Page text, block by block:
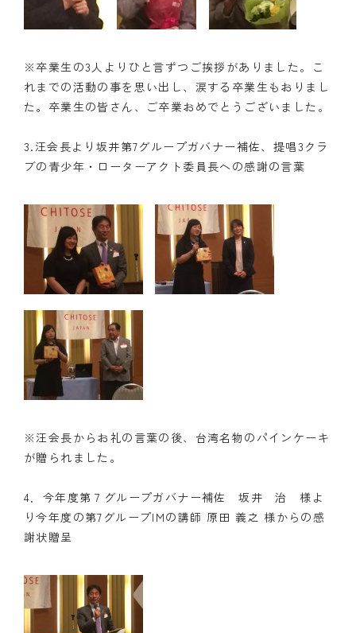
※卒業生の3人よりひと言ずつご挨拶がありました。こ
れまでの活動の事を思い出し、涙する卒業生もおりまし
た。卒業生の皆さん、ご卒業おめでとうございました。
3.汪会長より坂井第7グループガバナー補佐、提唱3クラ
ブの青少年・ローターアクト委員長への感謝の言葉
※汪会長からお礼の言葉の後、台湾名物のパインケーキ
が贈られました。
4．今年度第７グループガバナー補佐 坂井 治 様よ
り今年度の第7グループIMの講師 原田 義之 様からの感
謝状贈呈